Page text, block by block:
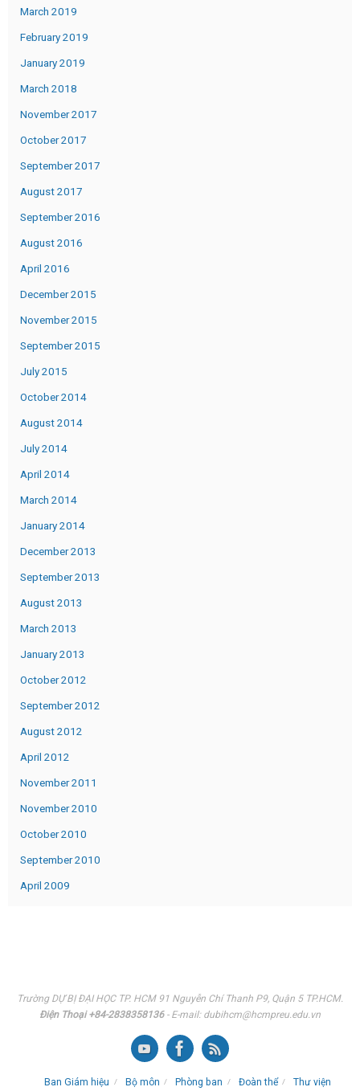
March 2019
February 2019
January 2019
March 2018
November 2017
October 2017
September 2017
August 2017
September 2016
August 2016
April 2016
December 2015
November 2015
September 2015
July 2015
October 2014
August 2014
July 2014
April 2014
March 2014
January 2014
December 2013
September 2013
August 2013
March 2013
January 2013
October 2012
September 2012
August 2012
April 2012
November 2011
November 2010
October 2010
September 2010
April 2009
Trường DỰ BỊ ĐẠI HỌC TP. HCM 91 Nguyễn Chí Thanh P9, Quận 5 TP.HCM.
Điện Thoại +84-2838358136- E-mail: dubihcm@hcmpreu.edu.vn
Ban Giám hiệu Bộ môn Phòng ban Đoàn thể Thư viện